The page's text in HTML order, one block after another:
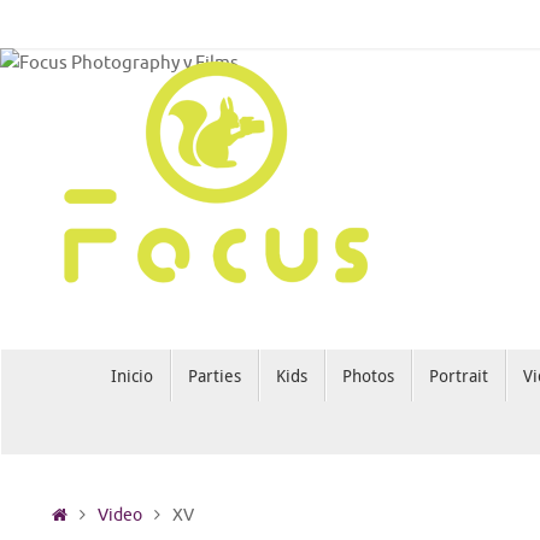
al
contenido
Inicio Parties Kids Photos Portrait
InicioVideo XV